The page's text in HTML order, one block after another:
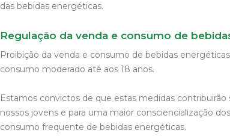
das bebidas energéticas.
Regulação da venda e consumo de
Proibição da venda e consumo de bebidas
consumo moderado até aos 18 anos.
Estamos convictos de que estas medidas
nossos jovens e para uma maior consciencialização
consumo frequente de bebidas energéticas.